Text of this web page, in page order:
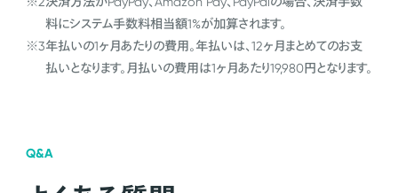
料にシステム手数料相当額1%が加算されます。
※3年払いの1ヶ月あたりの費用。年払いは、12ヶ月まとめてのお支
払いとなります。月払いの費用は1ヶ月あたり19,980円となります。
Q&A